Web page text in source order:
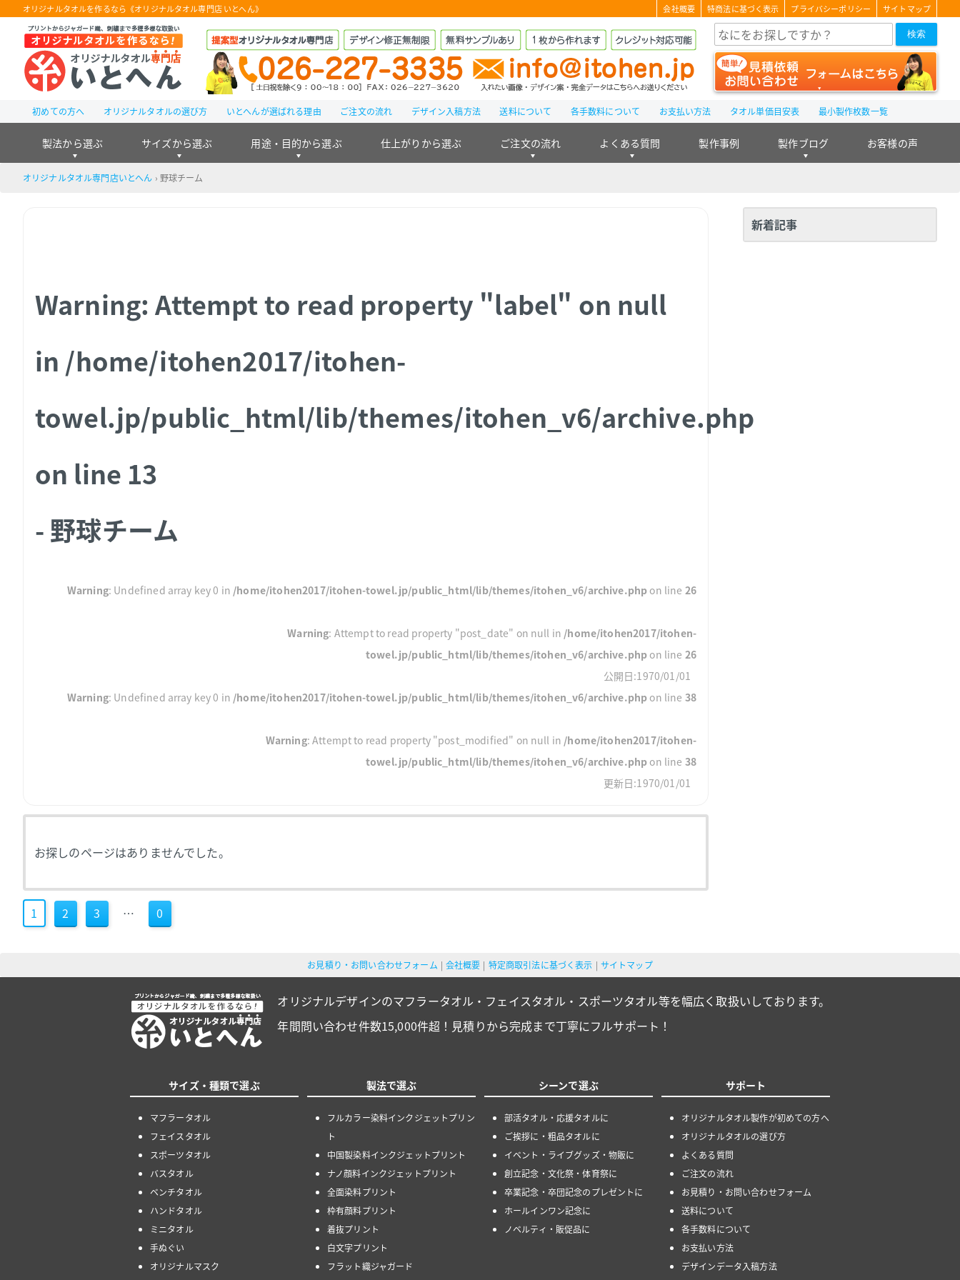
オリジナルタオルを作るなら《オリジナルタオル専門店 いとへん》 会社概要 特商法に基づく表示 プライバシーポリシー サイトマップ
検索
初めての方へ オリジナルタオルの選び方 いとへんが選ばれる理由 ご注文の流れ デザイン入稿方法 送料について 各手数料について お支払い方法 タオル単価目安表 最小製作枚数一覧
製法から選ぶ サイズから選ぶ 用途・目的から選ぶ 仕上がりから選ぶ ご注文の流れ よくある質問 製作事例 製作ブログ お客様の声
オリジナルタオル専門店いとへん › 野球チーム
Warning: Attempt to read property "label" on null
in /home/itohen2017/itohen-
towel.jp/public_html/lib/themes/itohen_v6/archive.php
on line 13
- 野球チーム
Warning: Undefined array key 0 in /home/itohen2017/itohen-towel.jp/public_html/lib/themes/itohen_v6/archive.php on line 26
Warning: Attempt to read property "post_date" on null in /home/itohen2017/itohen-
towel.jp/public_html/lib/themes/itohen_v6/archive.php on line 26
公開日:1970/01/01
Warning: Undefined array key 0 in /home/itohen2017/itohen-towel.jp/public_html/lib/themes/itohen_v6/archive.php on line 38
Warning: Attempt to read property "post_modified" on null in /home/itohen2017/itohen-
towel.jp/public_html/lib/themes/itohen_v6/archive.php on line 38
更新日:1970/01/01
お探しのページはありませんでした。
1 2 3 … 0
新着記事
お見積り・お問い合わせフォーム 会社概要 特定商取引法に基づく表示 サイトマップ
オリジナルデザインのマフラータオル・フェイスタオル・スポーツタオル等を幅広く取扱いしております。
年間問い合わせ件数15,000件超！見積りから完成まで丁寧にフルサポート！
サイズ・種類で選ぶ
マフラータオル
フェイスタオル
スポーツタオル
バスタオル
ベンチタオル
ハンドタオル
ミニタオル
手ぬぐい
オリジナルマスク
製法で選ぶ
フルカラー染料インクジェットプリン
ト
中国製染料インクジェットプリント
ナノ顔料インクジェットプリント
全面染料プリント
枠有顔料プリント
着抜プリント
白文字プリント
フラット織ジャガード
シーンで選ぶ
部活タオル・応援タオルに
ご挨拶に・粗品タオルに
イベント・ライブグッズ・物販に
創立記念・文化祭・体育祭に
卒業記念・卒団記念のプレゼントに
ホールインワン記念に
ノベルティ・販促品に
サポート
オリジナルタオル製作が初めての方へ
オリジナルタオルの選び方
よくある質問
ご注文の流れ
お見積り・お問い合わせフォーム
送料について
各手数料について
お支払い方法
デザインデータ入稿方法